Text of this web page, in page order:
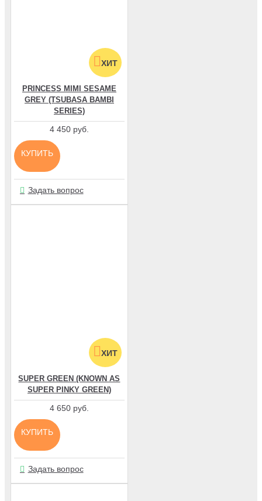
ХИТ
PRINCESS MIMI SESAME
GREY (TSUBASA BAMBI
SERIES)
4 450 руб.
КУПИТЬ
Задать вопрос
ХИТ
SUPER GREEN (KNOWN AS
SUPER PINKY GREEN)
4 650 руб.
КУПИТЬ
Задать вопрос